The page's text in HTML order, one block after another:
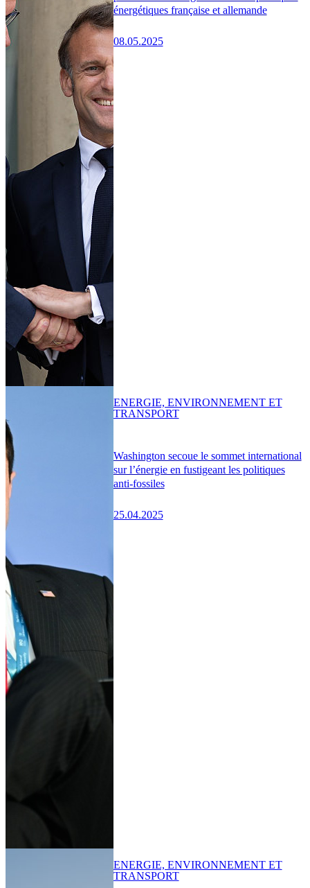
énergétiques française et allemande
08.05.2025
Washington secoue le sommet international
sur l’énergie en fustigeant les politiques
anti-fossiles
25.04.2025
ENERGIE, ENVIRONNEMENT ET
TRANSPORT
ENERGIE, ENVIRONNEMENT ET
TRANSPORT